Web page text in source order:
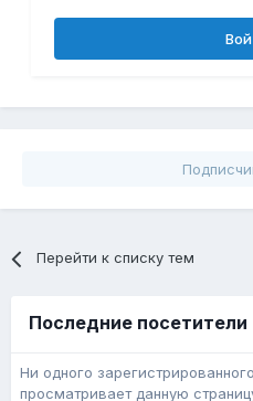
Перейти к списку тем
Последние посетители
Ни одного
просматривает данную